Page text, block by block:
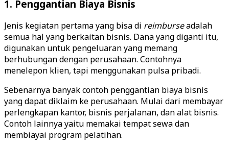
1. Penggantian Biaya Bisnis
Jenis kegiatan pertama yang bisa di reimburseadalah
semua hal yang berkaitan bisnis. Dana yang diganti itu,
digunakan untuk pengeluaran yang memang
berhubungan dengan perusahaan. Contohnya
menelepon klien, tapi menggunakan pulsa pribadi.
Sebenarnya banyak contoh penggantian biaya bisnis
yang dapat diklaim ke perusahaan. Mulai dari membayar
perlengkapan kantor, bisnis perjalanan, dan alat bisnis.
Contoh lainnya yaitu memakai tempat sewa dan
membiayai program pelatihan.